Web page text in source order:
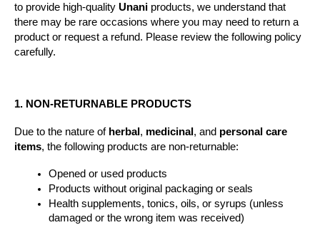
to provide high-quality Unani products, we understand that
there may be rare occasions where you may need to return a
product or request a refund. Please review the following policy
carefully.
1. NON-RETURNABLE PRODUCTS
Due to the nature of herbal , medicinal , and personal care
items, the following products are non-returnable:
Opened or used products
Products without original packaging or seals
Health supplements, tonics, oils, or syrups (unless
damaged or the wrong item was received)